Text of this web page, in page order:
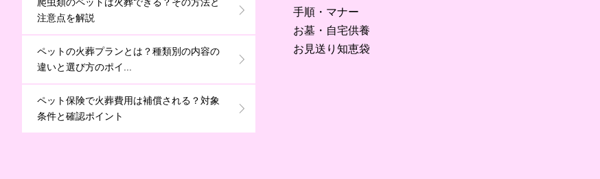
注意点を解説
ペットの火葬プランとは？種類別の内容の
違いと選び方のポイ...
ペット保険で火葬費用は補償される？対象
条件と確認ポイント
手順・マナー
お墓・自宅供養
お見送り知恵袋